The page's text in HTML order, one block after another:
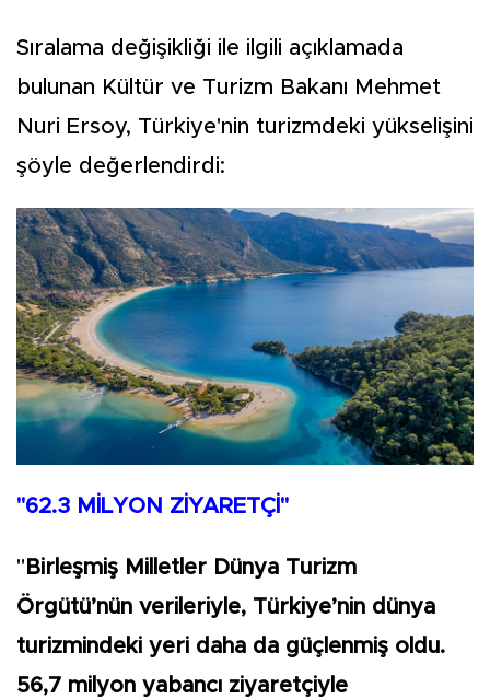
Sıralama değişikliği ile ilgili açıklamada
bulunan Kültür ve Turizm Bakanı Mehmet
Nuri Ersoy, Türkiye'nin turizmdeki yükselişini
şöyle değerlendirdi:
"62.3 MİLYON ZİYARETÇİ"
" Birleşmiş Milletler Dünya Turizm
Örgütü’nün verileriyle, Türkiye’nin dünya
turizmindeki yeri daha da güçlenmiş oldu.
56,7 milyon yabancı ziyaretçiyle